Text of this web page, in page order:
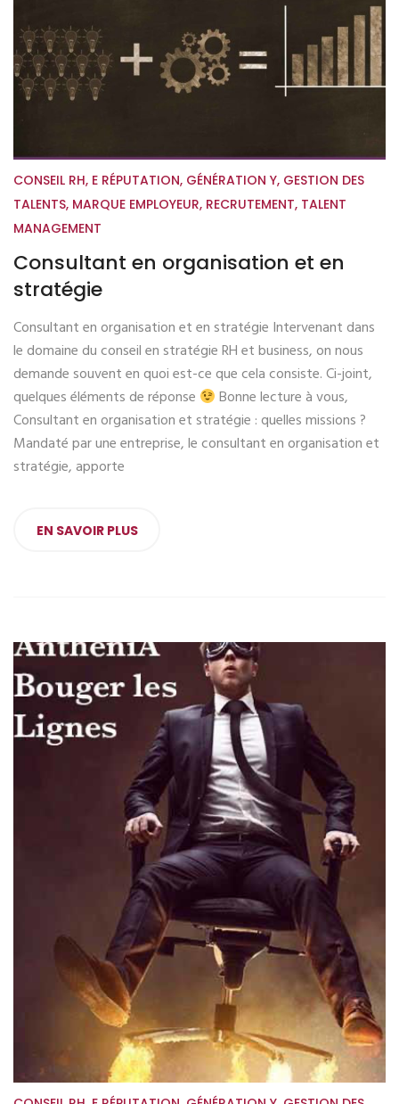
CONSEIL RH, E RÉPUTATION, GÉNÉRATION Y, GESTION DES
TALENTS, MARQUE EMPLOYEUR, RECRUTEMENT, TALENT
MANAGEMENT
Consultant en organisation et en
stratégie
Consultant en organisation et en stratégie Intervenant dans
le domaine du conseil en stratégie RH et business, on nous
demande souvent en quoi est-ce que cela consiste. Ci-joint,
quelques éléments de réponse
Bonne lecture à vous,
Consultant en organisation et stratégie : quelles missions ?
Mandaté par une entreprise, le consultant en organisation et
stratégie, apporte
EN SAVOIR PLUS